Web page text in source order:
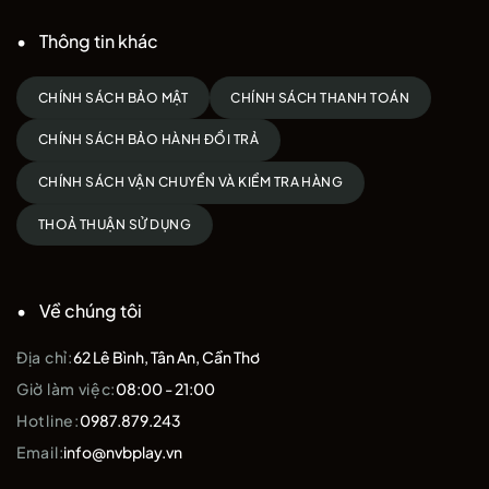
Thông tin khác
CHÍNH SÁCH BẢO MẬT CHÍNH SÁCH THANH TOÁN
CHÍNH SÁCH BẢO HÀNH ĐỔI TRẢ
CHÍNH SÁCH VẬN CHUYỂN VÀ KIỂM TRA HÀNG
THOẢ THUẬN SỬ DỤNG
Về chúng tôi
Địa chỉ:62 Lê Bình, Tân An, Cần Thơ
Giờ làm việc:08:00 - 21:00
Hotline:0987.879.243
Email:info@nvbplay.vn